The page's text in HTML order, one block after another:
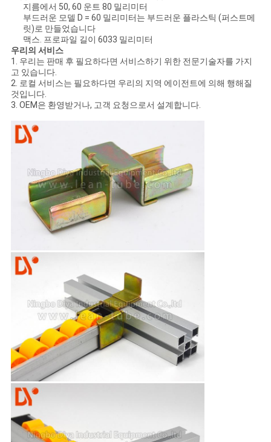
지름에서 50, 60 운트 80 밀리미터
부드러운 모델 D = 60 밀리미터는 부드러운 플라스틱 (퍼스트메
릿)로 만들었습니다
맥스. 프로파일 길이 6033 밀리미터
우리의 서비스
1. 우리는 판매 후 필요하다면 서비스하기 위한 전문기술자를 가지
고 있습니다.
2. 로컬 서비스는 필요하다면 우리의 지역 에이전트에 의해 행해질
것입니다.
3. OEM은 환영받거나, 고객 요청으로서 설계합니다.